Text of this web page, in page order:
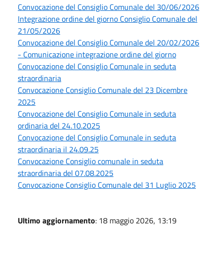
Convocazione del Consiglio Comunale del 30/06/2026
Integrazione ordine del giorno Consiglio Comunale del
21/05/2026
Convocazione del Consiglio Comunale del 20/02/2026
- Comunicazione integrazione ordine del giorno
Convocazione del Consiglio Comunale in seduta
straordinaria
Convocazione Consiglio Comunale del 23 Dicembre
2025
Convocazione del Consiglio Comunale in seduta
ordinaria del 24.10.2025
Convocazione del Consiglio Comunale in seduta
straordinaria il 24.09.25
Convocazione Consiglio comunale in seduta
straordinaria del 07.08.2025
Convocazione Consiglio Comunale del 31 Luglio 2025
Ultimo aggiornamento: 18 maggio 2026, 13:19